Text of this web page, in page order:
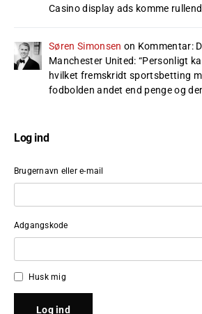
Casino display ads komme
Søren Simonsen on Kommentar:
Manchester United: “Personligt
hvilket fremskridt sportsbetting
fodbolden andet end penge og
Log ind
Brugernavn eller e-mail
Adgangskode
Husk mig